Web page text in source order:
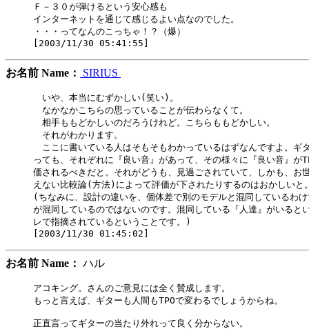
Ｆ－３０が弾けるという安心感も
インターネットを通じて感じるよい点なのでした。
・・・ってなんのこっちゃ！？（爆）
お名前 Name： SIRIUS
いや、本当にむずかしい(笑い)。
なかなかこちらの思っていることが伝わらなくて。
相手ももどかしいのだろうけれど。こちらももどかしい。
それがわかります。
ここに書いている人はそもそもわかっているはずなんですよ。ギ
っても、それぞれに『良い音』があって、その様々に『良い音』が
価されるべきだと。それがどうも、見過ごされていて、しかも、お
えない比較論(方法)によって評価が下されたりするのはおかしいと
(ちなみに、設計の違いを、個体差で別のモデルと混同しているわ
が混同しているのではないのです。混同している『人達』がいると
レで指摘されているということです。)
お名前 Name： ハル
アコキング。さんのご意見には全く賛成します。
もっと言えば、ギターも人間もTPOで変わるでしょうからね。
正直言ってギターの当たり外れって良く分からない。